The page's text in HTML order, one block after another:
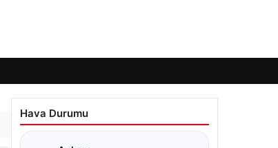
Hava Durumu